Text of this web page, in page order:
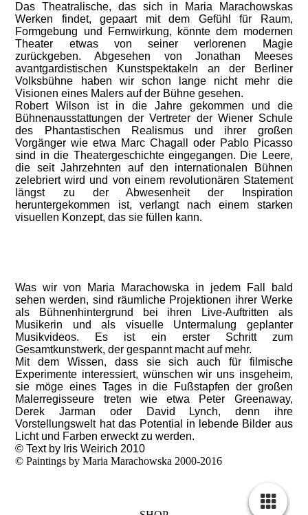
Das Theatralische, das sich in Maria Marachowskas
Werken findet, gepaart mit dem Gefühl für Raum,
Formgebung und Fernwirkung, könnte dem modernen
Theater etwas von seiner verlorenen Magie
zurückgeben. Abgesehen von Jonathan Meeses
avantgardistischen Kunstspektakeln an der Berliner
Volksbühne haben wir schon lange nicht mehr die
Visionen eines Malers auf der Bühne gesehen.
Robert Wilson ist in die Jahre gekommen und die
Bühnenausstattungen der Vertreter der Wiener Schule
des Phantastischen Realismus und ihrer großen
Vorgänger wie etwa Marc Chagall oder Pablo Picasso
sind in die Theatergeschichte eingegangen. Die Leere,
die seit Jahrzehnten auf den internationalen Bühnen
zelebriert wird und von einem revolutionären Statement
längst zu der Abwesenheit der Inspiration
heruntergekommen ist, verlangt nach einem starken
visuellen Konzept, das sie füllen kann.
Was wir von Maria Marachowska in jedem Fall bald
sehen werden, sind räumliche Projektionen ihrer Werke
als Bühnenhintergrund bei ihren Live-Auftritten als
Musikerin und als visuelle Untermalung geplanter
Musikvideos. Es ist ein erster Schritt zum
Gesamtkunstwerk, der gespannt macht auf mehr.
Mit dem Wissen, dass sie sich auch für filmische
Experimente interessiert, wünschen wir uns insgeheim,
sie möge eines Tages in die Fußstapfen der großen
Malerregisseure treten wie etwa Peter Greenaway,
Derek Jarman oder David Lynch, denn ihre
Vorstellungswelt hat das Potential in lebende Bilder aus
Licht und Farben erweckt zu werden.
© Text by Iris Weirich 2010
© Paintings by Maria Marachowska 2000-2016